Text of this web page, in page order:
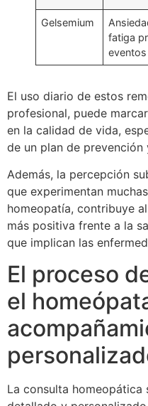
Gelsemium
fatiga
eventos
El uso diario de estos
profesional, puede
en la calidad de vida,
de un plan de
Además, la percepción
que experimentan
homeopatía, contribuye
más positiva frente a la
que implican las
El proceso
el
La consulta